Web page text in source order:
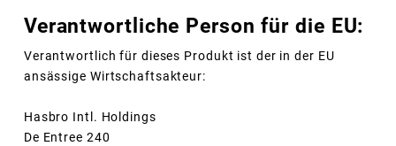
Verantwortliche Person für die EU:
Verantwortlich für dieses Produkt ist der in der EU
ansässige Wirtschaftsakteur:
Hasbro Intl. Holdings
De Entree 240